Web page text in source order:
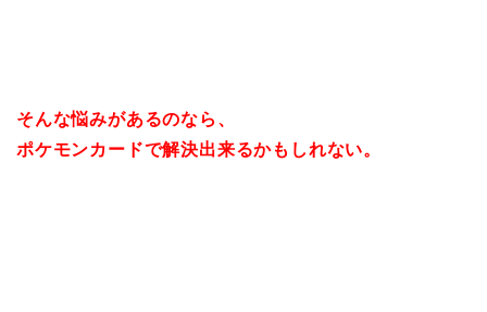
そんな悩みがあるのなら、
ポケモンカードで解決出来るかもしれない。